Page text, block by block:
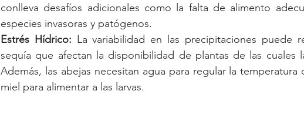
conlleva desafíos adicionales como la falta de alimento
especies invasoras y patógenos.
Estrés Hídrico: La variabilidad en las precipitaciones puede
sequía que afectan la disponibilidad de plantas de las cuales
Además, las abejas necesitan agua para regular la
miel para alimentar a las larvas.